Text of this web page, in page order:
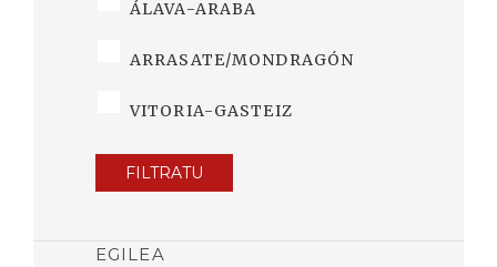
ÁLAVA-ARABA
ARRASATE/MONDRAGÓN
VITORIA-GASTEIZ
FILTRATU
EGILEA